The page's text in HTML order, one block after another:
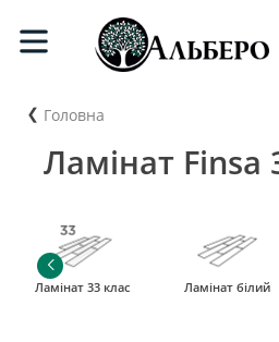
Головна
Ламінат Finsa
Ламінат 33 клас Ламінат білий